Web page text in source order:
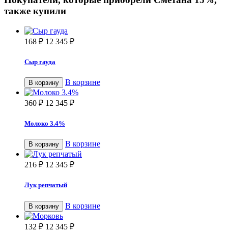
также купили
168 ₽ 12 345 ₽
Сыр гауда
В корзину В корзине
360 ₽ 12 345 ₽
Молоко 3.4%
В корзину В корзине
216 ₽ 12 345 ₽
Лук репчатый
В корзину В корзине
132 ₽ 12 345 ₽